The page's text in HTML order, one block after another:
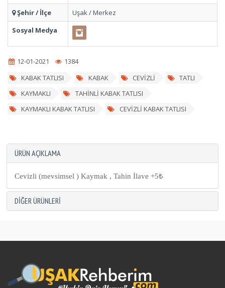
Şehir / İlçe
Uşak / Merkez
Sosyal Medya
12-01-2021
1384
KABAK TATLISI
KABAK CEVİZLİ
TATLI
KAYMAKLI
TAHİNLİ KABAK TATLISI
KAYMAKLI KABAK TATLISI
CEVİZLİ KABAK TATLISI
ÜRÜN AÇIKLAMA
Cevizli (mevsimsel ) Kaymak , Tahin İlave +5₺
DIĞER ÜRÜNLERI